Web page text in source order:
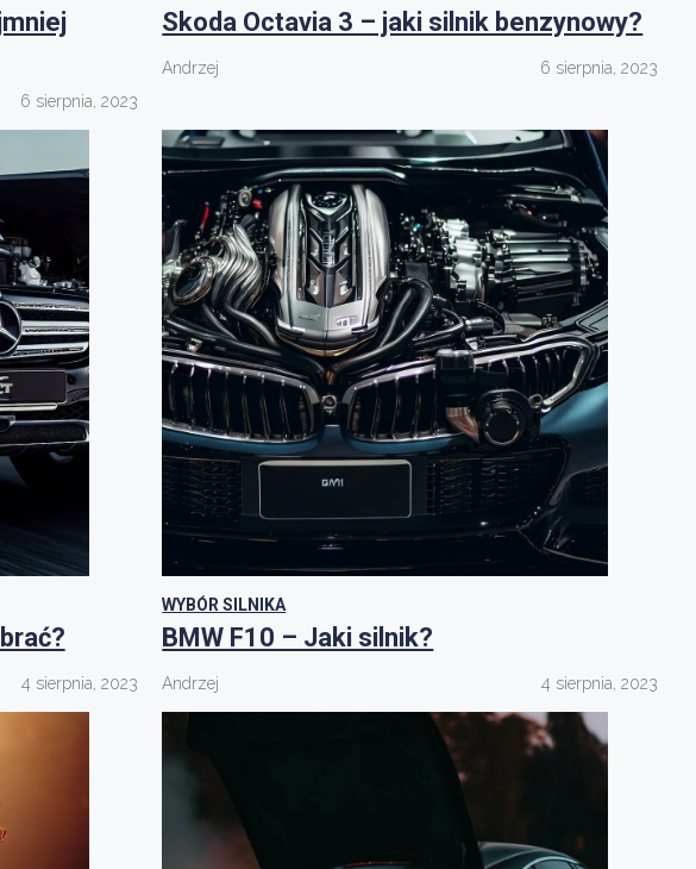
6 sierpnia, 2023
Skoda Octavia 3 – jaki silnik benzynowy?
Andrzej 6 sierpnia, 2023
4 sierpnia, 2023
WYBÓR SILNIKA
BMW F10 – Jaki silnik?
Andrzej 4 sierpnia, 2023